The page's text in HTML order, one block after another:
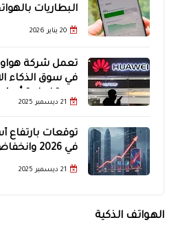
البطاريات
20 يناير 2026
تعمل شركة
في سوق الذكاء
21 ديسمبر 2025
توقعات بارتفاع
في 2026 وانخفاض شحنها عالميا
21 ديسمبر 2025
الهواتف الذكية